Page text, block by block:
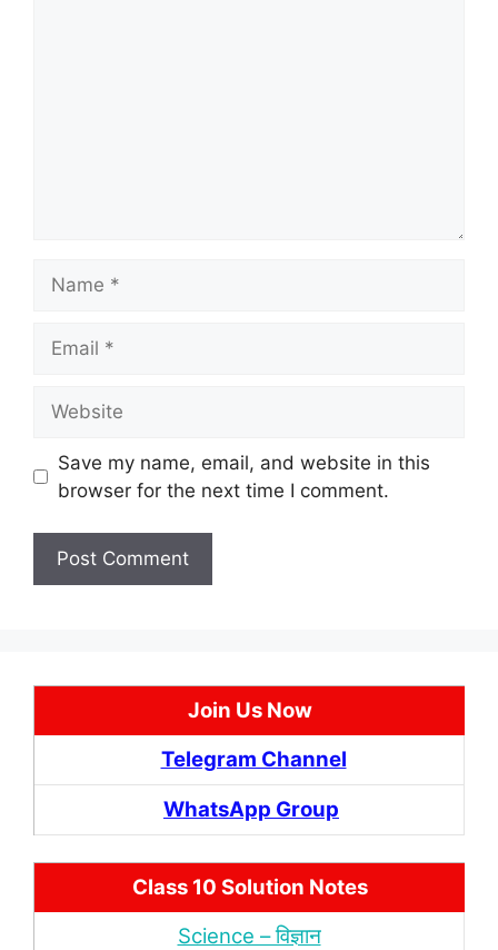
Save my name, email, and website in this
browser for the next time I comment.
Join Us Now
Telegram Channel
WhatsApp Group
Class 10 Solution Notes
Science – विज्ञान